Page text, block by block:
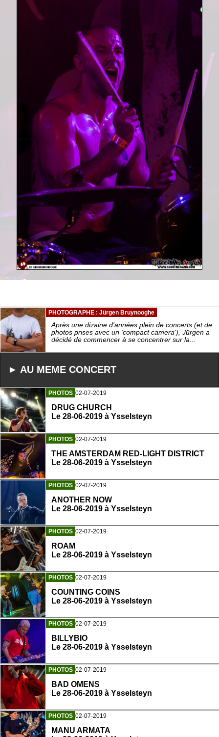
PHOTOGRAPHE : Jürgen Bruynooghe
Après une dizaine d'années plein de concerts (et de
photos prises avec un 'compact camera'), Jürgen a
décidé de commencer à se concentrer sur la...
► AU MEME CONCERT
PHOTOS 02-07-2019
DRUG CHURCH
Le 28-06-2019 à Ysselsteyn
PHOTOS 02-07-2019
THE AMSTERDAM RED-LIGHT DISTRICT
Le 28-06-2019 à Ysselsteyn
PHOTOS 02-07-2019
ANOTHER NOW
Le 28-06-2019 à Ysselsteyn
PHOTOS 02-07-2019
ROAM
Le 28-06-2019 à Ysselsteyn
PHOTOS 02-07-2019
COUNTING COINS
Le 28-06-2019 à Ysselsteyn
PHOTOS 02-07-2019
BILLYBIO
Le 28-06-2019 à Ysselsteyn
PHOTOS 02-07-2019
BAD OMENS
Le 28-06-2019 à Ysselsteyn
PHOTOS 02-07-2019
MANU ARMATA